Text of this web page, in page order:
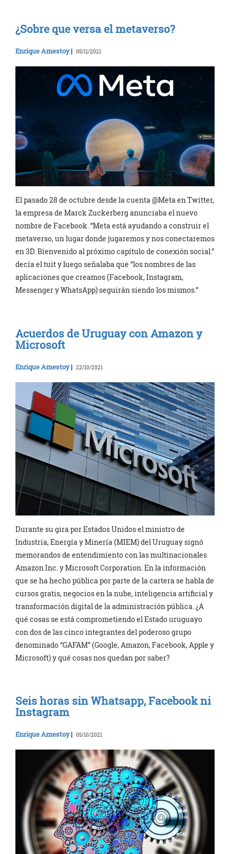
¿Sobre que versa el metaverso?
Enrique Amestoy| 05/11/2021
El pasado 28 de octubre desde la cuenta @Meta en Twitter,
la empresa de Marck Zuckerberg anunciaba el nuevo
nombre de Facebook. “Meta está ayudando a construir el
metaverso, un lugar donde jugaremos y nos conectaremos
en 3D. Bienvenido al próximo capítulo de conexión social.”
decía el tuit y luego señalaba que “los nombres de las
aplicaciones que creamos (Facebook, Instagram,
Messenger y WhatsApp) seguirán siendo los mismos.”
Acuerdos de Uruguay con Amazon y
Microsoft
Enrique Amestoy| 22/10/2021
Durante su gira por Estados Unidos el ministro de
Industria, Energía y Minería (MIEM) del Uruguay signó
memorandos de entendimiento con las multinacionales
Amazon Inc. y Microsoft Corporation. En la información
que se ha hecho pública por parte de la cartera se habla de
cursos gratis, negocios en la nube, inteligencia artificial y
transformación digital de la administración pública. ¿A
qué cosas se está comprometiendo el Estado uruguayo
con dos de las cinco integrantes del poderoso grupo
denominado “GAFAM” (Google, Amazon, Facebook, Apple y
Microsoft) y qué cosas nos quedan por saber?
Seis horas sin Whatsapp, Facebook ni
Instagram
Enrique Amestoy| 05/10/2021